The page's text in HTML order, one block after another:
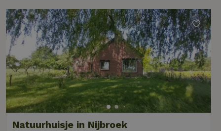
Natuurhuisje in Nijbroek